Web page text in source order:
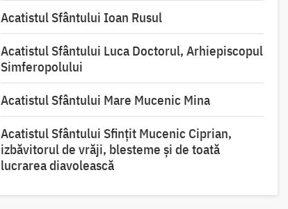
Acatistul Sfântului Ioan Rusul
Acatistul Sfântului Luca Doctorul, Arhiepiscopul
Simferopolului
Acatistul Sfântului Mare Mucenic Mina
Acatistul Sfântului Sfințit Mucenic Ciprian,
izbăvitorul de vrăji, blesteme și de toată
lucrarea diavolească